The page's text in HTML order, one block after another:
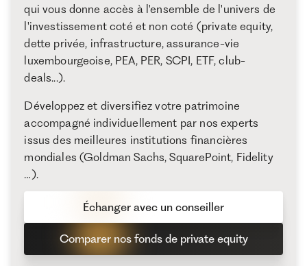
qui vous donne accès à l'ensemble de l'univers de
l'investissement coté et non coté (private equity,
dette privée, infrastructure, assurance-vie
luxembourgeoise, PEA, PER, SCPI, ETF, club-
deals...).
Développez et diversifiez votre patrimoine
accompagné individuellement par nos experts
issus des meilleures institutions financières
mondiales (Goldman Sachs, SquarePoint, Fidelity
…).
Comparer nos fonds de private equity
Échanger avec un conseiller